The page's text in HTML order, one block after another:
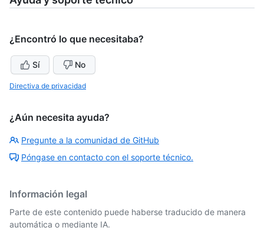
¿Encontró lo que necesitaba?
Sí No
Directiva de privacidad
¿Aún necesita ayuda?
Pregunte a la comunidad de GitHub
Póngase en contacto con el soporte técnico.
Información legal
Parte de este contenido puede haberse traducido de manera
automática o mediante IA.